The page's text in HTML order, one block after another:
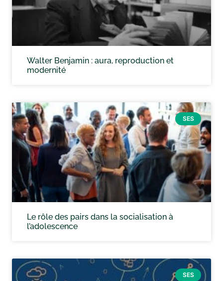
Walter Benjamin : aura, reproduction et
modernité
SES
Le rôle des pairs dans la socialisation à
l’adolescence
SES